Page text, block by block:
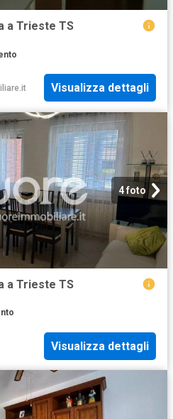
a Trieste TS
Visualizza dettagli
4 foto
a Trieste TS
Visualizza dettagli